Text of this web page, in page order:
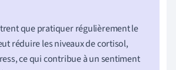
que pratiquer régulièrement le
réduire les niveaux de cortisol,
ce qui contribue à un sentiment